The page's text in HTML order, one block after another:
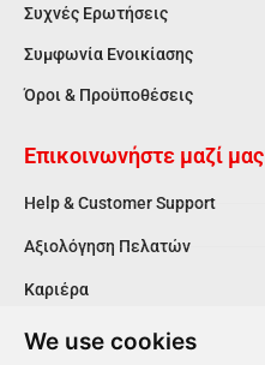
We use cookies
Συχνές Ερωτήσεις
Συμφωνία Ενοικίασης
Όροι & Προϋποθέσεις
Επικοινωνήστε μαζί μας
Help & Customer Support
Αξιολόγηση Πελατών
Καριέρα
Ακολουθήστε μας